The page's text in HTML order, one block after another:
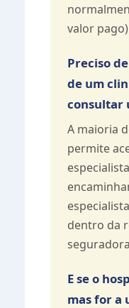
valor
Preciso
de um
consultar
A maioria
permite
dentro da
E se o
mas for a